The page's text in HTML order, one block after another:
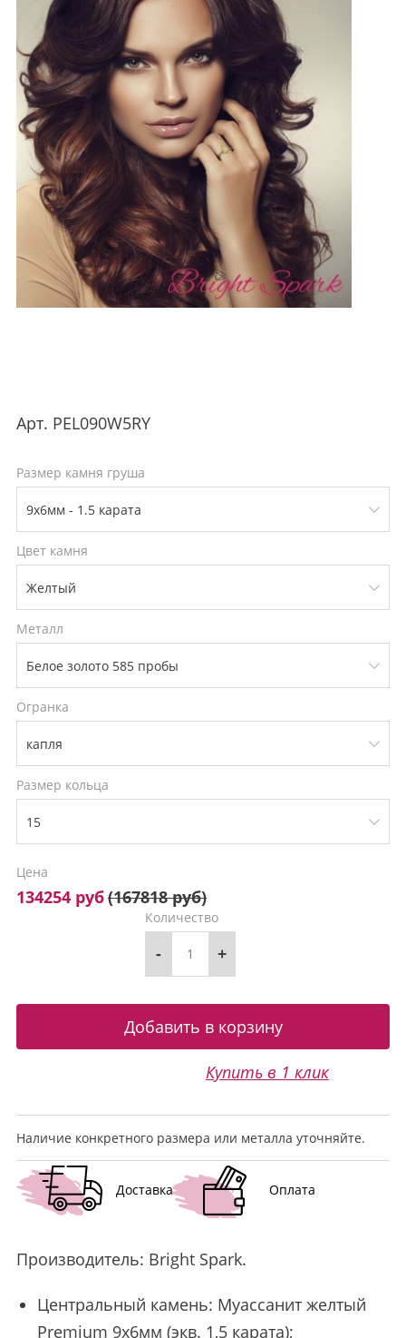
Арт. PEL090W5RY
Размер камня груша
Цвет камня
Металл
Огранка
Размер кольца
Цена
134254 руб(167818 руб)
Количество
- +
Купить в 1 клик
Наличие конкретного размера или металла уточняйте.
Доставка Оплата
Производитель: Bright Spark.
Центральный камень: Муассанит желтый
Premium 9х6мм (экв. 1,5 карата);